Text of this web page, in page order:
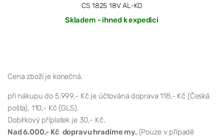
CS 1825 18V AL-KO
Skladem - ihned k expedici
Cena zboží je konečná.
při nákupu do 5.999,- Kč je účtována doprava 118,- Kč (Česká
pošta), 110,- Kč (GLS).
Dobírkový příplatek je 30,- Kč.
Nad 6.000,- Kč dopravu hradíme my. (Pouze v případě